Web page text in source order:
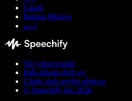
Català
Bahasa Melayu
اردو
Tùy chọn cookie
Điều khoản dịch vụ
Chính sách quyền riêng tư
© Speechify Inc 2026